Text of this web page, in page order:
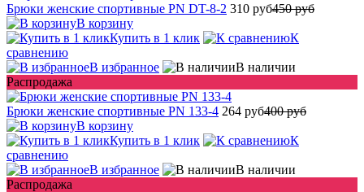
Брюки женские спортивные PN DT-8-2 310 руб450 руб
В корзину
Купить в 1 клик
К
сравнению
В избранное
В наличии
Распродажа
Брюки женские спортивные PN 133-4 264 руб400 руб
В корзину
Купить в 1 клик
К
сравнению
В избранное
В наличии
Распродажа